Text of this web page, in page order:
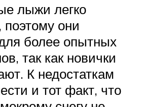
лыжи легко
они
более опытных
так как новички
К недостаткам
и тот факт, что